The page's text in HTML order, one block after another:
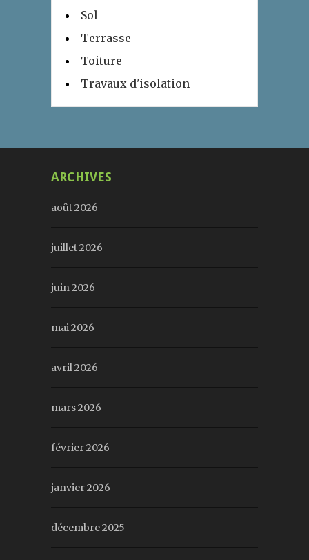
Sol
Terrasse
Toiture
Travaux d'isolation
ARCHIVES
août 2026
juillet 2026
juin 2026
mai 2026
avril 2026
mars 2026
février 2026
janvier 2026
décembre 2025